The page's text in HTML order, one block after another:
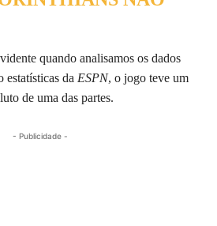
quando analisamos os dados
estatísticas da ESPN, o jogo teve um
de uma das partes.
- Publicidade -